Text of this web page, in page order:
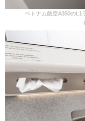
ベトナム航空A350のL1